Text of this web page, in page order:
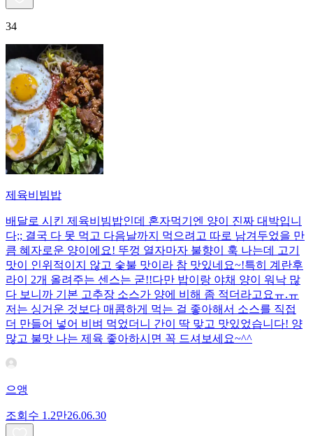
34
제육비빔밥
배달로 시킨 제육비빔밥인데 혼자먹기엔 양이 진짜 대박입니
다;; 결국 다 못 먹고 다음날까지 먹으려고 따로 남겨두었을 만
큼 혜자로운 양이에요! 뚜껑 열자마자 불향이 훅 나는데 고기
맛이 인위적이지 않고 숯불 맛이라 참 맛있네요~!특히 계란후
라이 2개 올려주는 센스는 굳!! ​다만 밥이랑 야채 양이 워낙 많
다 보니까 기본 고추장 소스가 양에 비해 좀 적더라고요ㅠ.ㅠ
저는 싱거운 것보다 매콤하게 먹는 걸 좋아해서 소스를 직접
더 만들어 넣어 비벼 먹었더니 간이 딱 맞고 맛있었습니다! 양
많고 불맛 나는 제육 좋아하시면 꼭 드셔보세요~^^
으앵
조회수 1.2만26.06.30